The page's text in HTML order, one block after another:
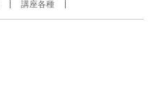
講座各種